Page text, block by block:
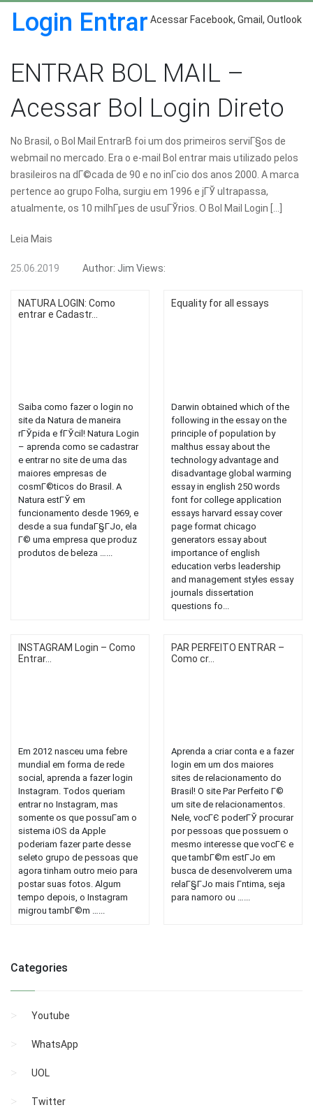
Login Entrar Acessar Facebook, Gmail, Outlook
ENTRAR BOL MAIL –
Acessar Bol Login Direto
No Brasil, o Bol Mail EntrarВ foi um dos primeiros serviГ§os de
webmail no mercado. Era o e-mail Bol entrar mais utilizado pelos
brasileiros na dГ©cada de 90 e no inГ­cio dos anos 2000. A marca
pertence ao grupo Folha, surgiu em 1996 e jГЎ ultrapassa,
atualmente, os 10 milhГµes de usuГЎrios. O Bol Mail Login […]
Leia Mais
25.06.2019 Author: Jim Views:
NATURA LOGIN: Como
entrar e Cadastr...
Saiba como fazer o login no
site da Natura de maneira
rГЎpida e fГЎcil! Natura Login
– aprenda como se cadastrar
e entrar no site de uma das
maiores empresas de
cosmГ©ticos do Brasil. A
Natura estГЎ em
funcionamento desde 1969, e
desde a sua fundaГ§ГЈo, ela
Г© uma empresa que produz
produtos de beleza …...
Equality for all essays
Darwin obtained which of the
following in the essay on the
principle of population by
malthus essay about the
technology advantage and
disadvantage global warming
essay in english 250 words
font for college application
essays harvard essay cover
page format chicago
generators essay about
importance of english
education verbs leadership
and management styles essay
journals dissertation
questions fo...
INSTAGRAM Login – Como
Entrar...
Em 2012 nasceu uma febre
mundial em forma de rede
social, aprenda a fazer login
Instagram. Todos queriam
entrar no Instagram, mas
somente os que possuГ­am o
sistema iOS da Apple
poderiam fazer parte desse
seleto grupo de pessoas que
agora tinham outro meio para
postar suas fotos. Algum
tempo depois, o Instagram
migrou tambГ©m …...
PAR PERFEITO ENTRAR –
Como cr...
Aprenda a criar conta e a fazer
login em um dos maiores
sites de relacionamento do
Brasil! O site Par Perfeito Г©
um site de relacionamentos.
Nele, vocГЄ poderГЎ procurar
por pessoas que possuem o
mesmo interesse que vocГЄ e
que tambГ©m estГЈo em
busca de desenvolverem uma
relaГ§ГЈo mais Г­ntima, seja
para namoro ou …...
Categories
Youtube
WhatsApp
UOL
Twitter